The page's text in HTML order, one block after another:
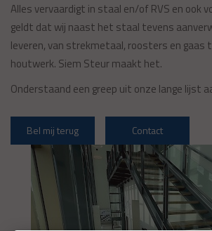
Alles vervaardigt in staal en/of RVS en ook
geldt dat wij naast het staal tevens
leveren, van strekmetaal, roosters en gaas
houtwerk. Siem Steur maakt het.
Onderstaand een greep uit onze lange lijst
Bel mij terug Contact